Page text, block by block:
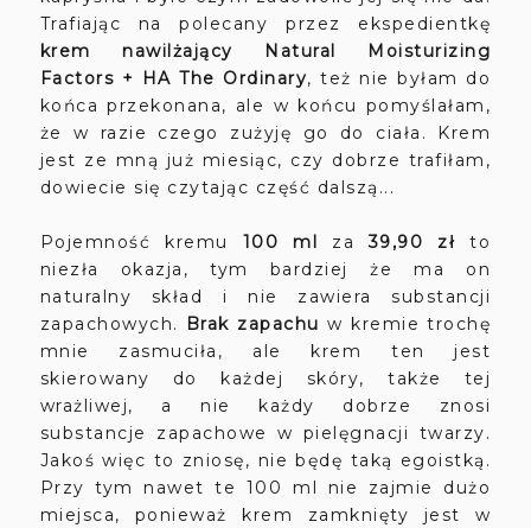
Trafiając na polecany przez ekspedientkę
krem nawilżający Natural Moisturizing
Factors + HA The Ordinary, też nie byłam do
końca przekonana, ale w końcu pomyślałam,
że w razie czego zużyję go do ciała. Krem
jest ze mną już miesiąc, czy dobrze trafiłam,
dowiecie się czytając część dalszą...
Pojemność kremu 100 ml za39,90 zł to
niezła okazja, tym bardziej że ma on
naturalny skład i nie zawiera substancji
zapachowych.
Brak zapachu w kremie trochę
mnie zasmuciła, ale krem ten jest
skierowany do każdej skóry, także tej
wrażliwej, a nie każdy dobrze znosi
substancje zapachowe w pielęgnacji twarzy.
Jakoś więc to zniosę, nie będę taką egoistką.
Przy tym nawet te 100 ml nie zajmie dużo
miejsca, ponieważ krem zamknięty jest w